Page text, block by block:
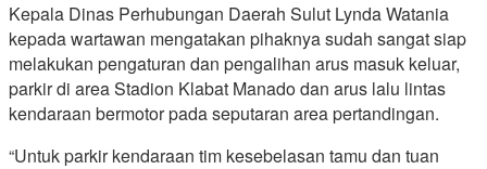
Kepala Dinas Perhubungan Daerah Sulut Lynda Watania
kepada wartawan mengatakan pihaknya sudah sangat siap
melakukan pengaturan dan pengalihan arus masuk keluar,
parkir di area Stadion Klabat Manado dan arus lalu lintas
kendaraan bermotor pada seputaran area pertandingan.
“Untuk parkir kendaraan tim kesebelasan tamu dan tuan